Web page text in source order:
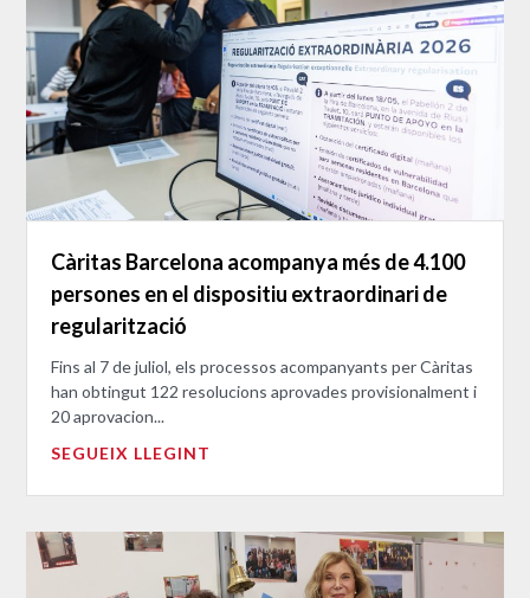
Càritas Barcelona acompanya més de 4.100
persones en el dispositiu extraordinari de
regularització
Fins al 7 de juliol, els processos acompanyants per Càritas
han obtingut 122 resolucions aprovades provisionalment i
20 aprovacion...
SEGUEIX LLEGINT